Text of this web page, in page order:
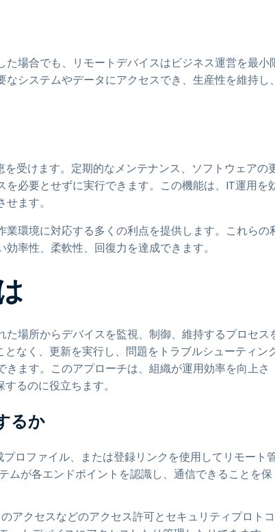
場合でも、リモートデバイスはビジネス運営を最小
システムやデータにアクセスでき、生産性を維持し、
受けます。定期的なメンテナンス、ソフトウェアの
必要とせずに実行できます。この機能は、IT運用を
ます。
環境に対応する多くの利点を提供します。これらの
率性、柔軟性、回復力を達成できます。
場所からデバイスを監視、制御、維持するプロセス
なく、更新を実行し、問題をトラブルシューティン
ます。このアプローチは、組織が運用効率を向上さ
るのに役立ちます。
るか
ロファイル、または登録リンクを使用してリモート
ムが各エンドポイントを認識し、通信できることを保
アクセスなどのアクセス許可とセキュリティプロトコ